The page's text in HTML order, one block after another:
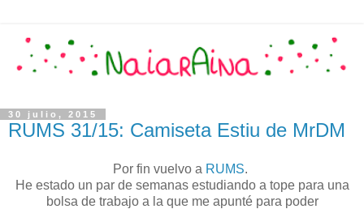
30 julio, 2015
RUMS 31/15: Camiseta Estiu de MrDM
Por fin vuelvo a RUMS.
He estado un par de semanas estudiando a tope para una
bolsa de trabajo a la que me apunté para poder